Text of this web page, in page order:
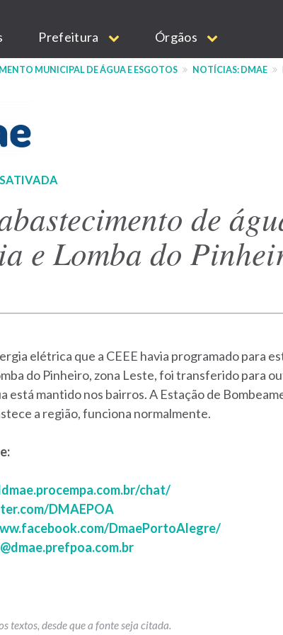
Prefeitura Órgãos
MUNICIPAL DE ÁGUA E ESGOTOS NOTÍCIAS: DMAE
de
e Lomba do
elétrica que a CEEE havia programado para
do Pinheiro, zona Leste, foi transferido para
está mantido nos bairros. A Estação de
a região, funciona normalmente.
chat/
DMAEPOA
DmaePortoAlegre/